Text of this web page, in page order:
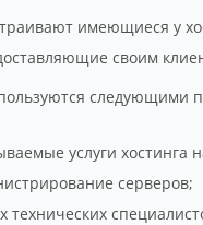
имеющиеся у
своим
следующими
услуги хостинга
серверов;